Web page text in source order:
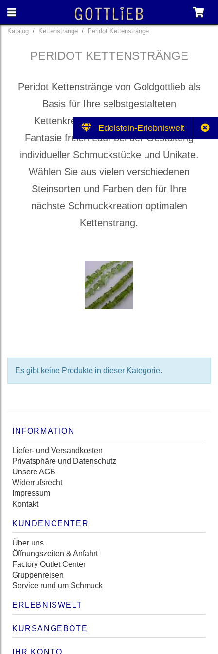
Edelstein-Erlebniswelt
Katalog Kettenstränge Peridot Kettenstränge
PERIDOT KETTENSTRÄNGE
Peridot Kettenstränge von Goldgottlieb als
Basis für Ihre selbstgestalteten
Kettenkreationen. Lassen Sie Ihrer
Fantasie freien Lauf bei der Gestaltung
individueller Schmuckstücke und Unikate.
Wählen Sie aus vielen verschiedenen
Steinsorten und Farben den für Ihre
nächste Schmuckkreation optimalen
Kettenstrang.
Es gibt keine Produkte in dieser Kategorie.
INFORMATION
Liefer- und Versandkosten
Privatsphäre und Datenschutz
Unsere AGB
Widerrufsrecht
Impressum
Kontakt
KUNDENCENTER
Über uns
Öffnungszeiten & Anfahrt
Factory Outlet Center
Gruppenreisen
Service rund um Schmuck
ERLEBNISWELT
KURSANGEBOTE
IHR KONTO